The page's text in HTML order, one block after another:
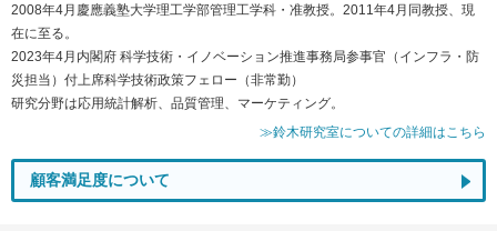
2008年4月慶應義塾大学理工学部管理工学科・准教授。2011年4月同教授、現
在に至る。
2023年4月内閣府 科学技術・イノベーション推進事務局参事官（インフラ・防
災担当）付上席科学技術政策フェロー（非常勤）
研究分野は応用統計解析、品質管理、マーケティング。
≫鈴木研究室についての詳細はこちら
顧客満足度について